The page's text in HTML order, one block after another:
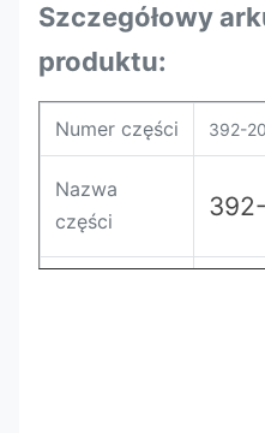
Szczegółowy
produktu:
Numer części 392-
Nazwa
części